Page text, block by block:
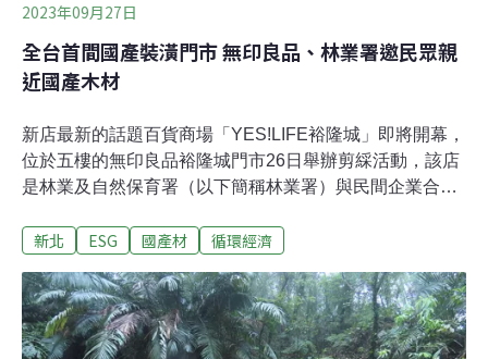
2023年09月27日
全台首間國產裝潢門市 無印良品、林業署邀民眾親
近國產木材
新店最新的話題百貨商場「YES!LIFE裕隆城」即將開幕，
位於五樓的無印良品裕隆城門市26日舉辦剪綵活動，該店
是林業及自然保育署（以下簡稱林業署）與民間企業合作
產品，都配合友善環境和永續資源ESG方針。首座國產材
良品裕隆城門市，大面的木牆、木樑，還有許多盆栽花
飾，一片綠意盎然。門市內的試衣間、貨架和桌椅使用的
都是台灣木材。林業署署長林華慶指出，有別於以往從日
新北 ESG 國產材 循環經濟